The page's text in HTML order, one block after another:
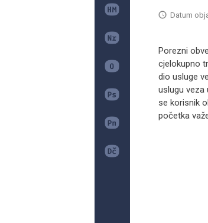
Datum
Porezni
cjelokupno
dio usluge
uslugu veza
se korisnik
početka